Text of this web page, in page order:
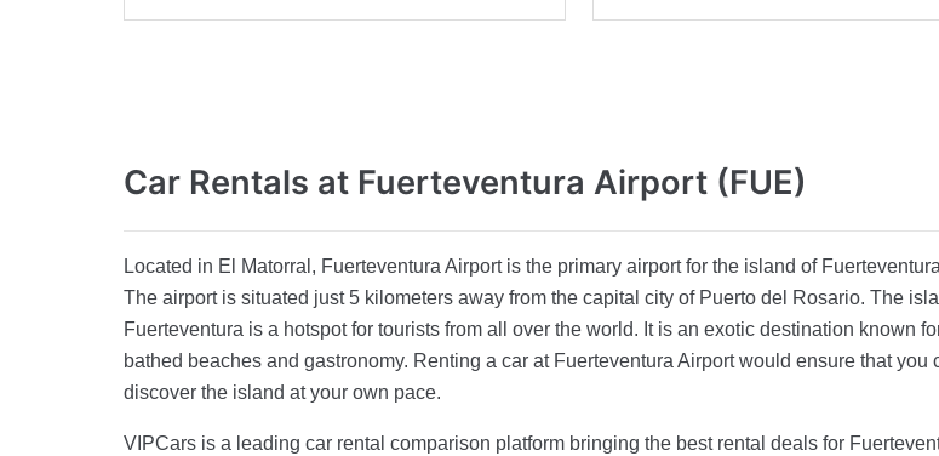
Car Rentals at Fuerteventura Airport (FUE)
Located in El Matorral, Fuerteventura Airport is the primary airport for the island of
The airport is situated just 5 kilometers away from the capital city of Puerto del Rosario. The
Fuerteventura is a hotspot for tourists from all over the world. It is an exotic destination known
bathed beaches and gastronomy. Renting a car at Fuerteventura Airport would ensure that you
discover the island at your own pace.
VIPCars is a leading car rental comparison platform bringing the best rental deals for